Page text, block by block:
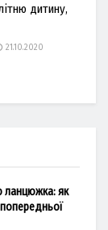
дитину,
21.10.2020
ланцюжка: як